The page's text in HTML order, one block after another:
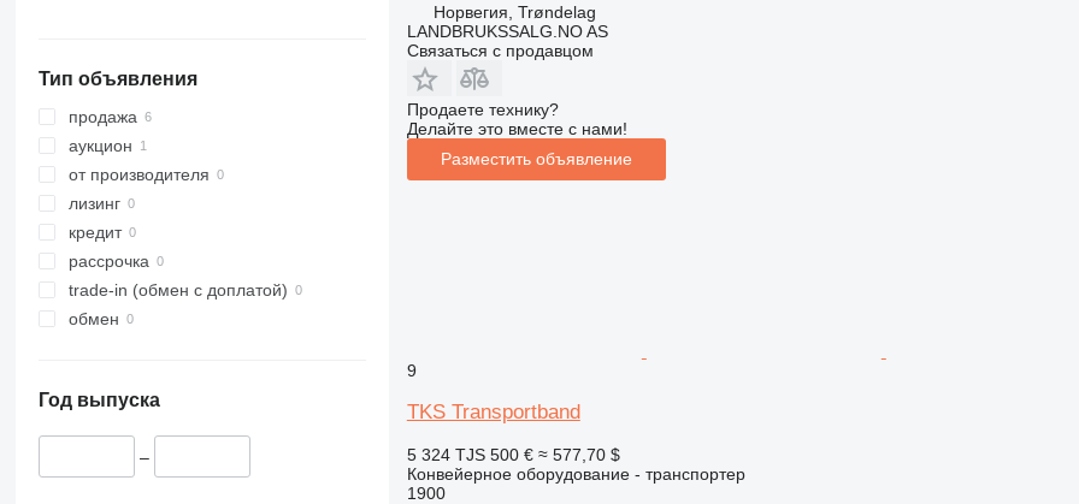
Тип объявления
продажа
аукцион
от производителя
лизинг
кредит
рассрочка
trade-in (обмен с доплатой)
обмен
Год выпуска
–
Норвегия, Trøndelag
LANDBRUKSSALG.NO AS
Связаться с продавцом
Продаете технику?
Делайте это вместе с нами!
Разместить объявление
9
TKS Transportband
5 324 TJS 500 € ≈ 577,70 $
Конвейерное оборудование - транспортер
1900